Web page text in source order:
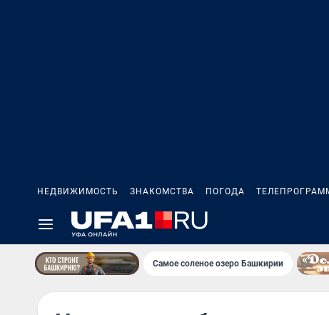
НЕДВИЖИМОСТЬ ЗНАКОМСТВА ПОГОДА
Самое соленое озеро Башкирии